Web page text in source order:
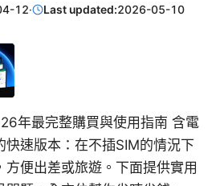
12· Last updated:2026-05-10
年最完整購買與使用指南 含電
快速版本：在不插SIM的情況下
方便出差或旅遊。下面提供實用